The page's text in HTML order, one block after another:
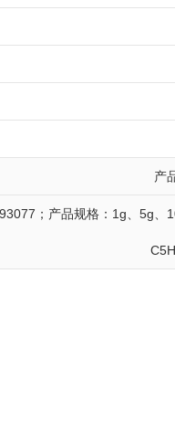
AbD Serotec
产
；产品规格：1g、5g